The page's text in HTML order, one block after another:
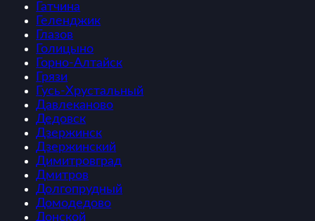
Гатчина
Геленджик
Глазов
Голицыно
Горно-Алтайск
Грязи
Гусь-Хрустальный
Давлеканово
Дедовск
Дзержинск
Дзержинский
Димитровград
Дмитров
Долгопрудный
Домодедово
Донской